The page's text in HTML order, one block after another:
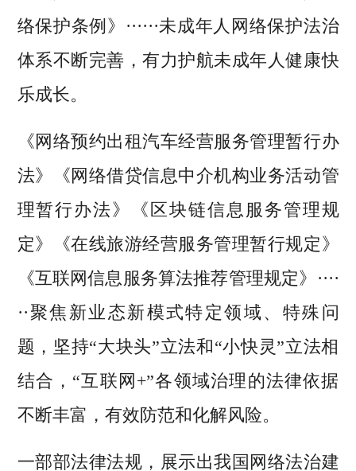
络保护条例》······未成年人网络保护法治
体系不断完善，有力护航未成年人健康快
乐成长。
《网络预约出租汽车经营服务管理暂行办
法》《网络借贷信息中介机构业务活动管
理暂行办法》《区块链信息服务管理规
定》《在线旅游经营服务管理暂行规定》
《互联网信息服务算法推荐管理规定》····
··聚焦新业态新模式特定领域、特殊问
题，坚持“大块头”立法和“小快灵”立法相
结合，“互联网+”各领域治理的法律依据
不断丰富，有效防范和化解风险。
一部部法律法规，展示出我国网络法治建